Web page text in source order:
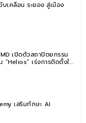
เคลื่อน ระยอง สู่เมือง
เปิดตัวสถาปัตยกรรม
เร่งการติดตั้งใช้
เสริมทักษะ AI